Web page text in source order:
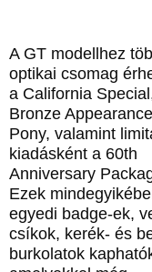
A GT modellhez
optikai csomag
a California
Bronze
Pony, valamint
kiadásként a 60th
Anniversary
Ezek
egyedi badge-ek,
csíkok, kerék- és
burkolatok